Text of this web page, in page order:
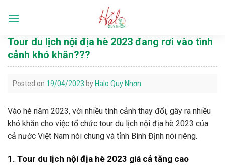
Tour du lịch nội địa hè 2023 đang rơi vào tình
cảnh khó khăn???
Posted on 19/04/2023 by Halo Quy Nhơn
Vào hè năm 2023, với nhiều tình cảnh thay đổi, gây ra nhiều
khó khăn cho việc tổ chức tour du lịch nội địa hè 2023 của
cả nước Việt Nam nói chung và tỉnh Bình Định nói riêng.
1. Tour du lịch nội địa hè 2023 giá cả tăng cao